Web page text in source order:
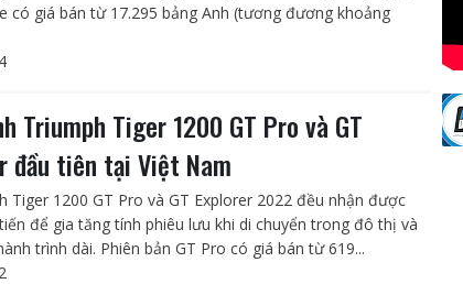
có giá bán từ 17.295 bảng Anh (tương đương khoảng
Triumph Tiger 1200 GT Pro và GT
đầu tiên tại Việt Nam
Tiger 1200 GT Pro và GT Explorer 2022 đều nhận được
để gia tăng tính phiêu lưu khi di chuyển trong đô thị và
trình dài. Phiên bản GT Pro có giá bán từ 619...